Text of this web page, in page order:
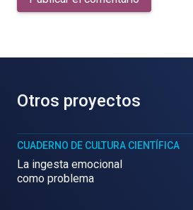
Otros proyectos
CUADERNO DE CULTURA CIENTÍFICA
La ingesta emocional
como problema